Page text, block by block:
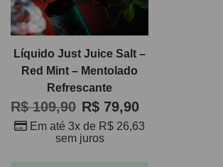
Líquido Just Juice Salt –
Red Mint – Mentolado
Refrescante
R$109,90 R$ 79,90
Em até 3x de R$ 26,63
sem juros